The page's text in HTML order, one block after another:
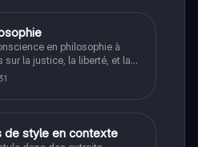
en philosophie à
la justice, la liberté, et la
de révision aborde les
la conscience, le cogito, et
cherchant à approfondir leur
éthiques et existentiels.
de style en contexte